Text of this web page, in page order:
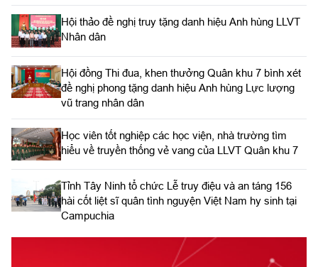
Hội thảo đề nghị truy tặng danh hiệu Anh hùng LLVT
Nhân dân
Hội đồng Thi đua, khen thưởng Quân khu 7 bình xét
đề nghị phong tặng danh hiệu Anh hùng Lực lượng
vũ trang nhân dân
Học viên tốt nghiệp các học viện, nhà trường tìm
hiểu về truyền thống vẻ vang của LLVT Quân khu 7
​Tỉnh Tây Ninh tổ chức Lễ truy điệu và an táng 156
hài cốt liệt sĩ quân tình nguyện Việt Nam hy sinh tại
Campuchia